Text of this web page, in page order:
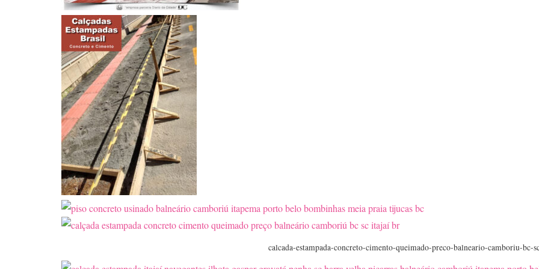
calcada-estampada-concreto-cimento-queimado-preco-balneario-camboriu-bc-